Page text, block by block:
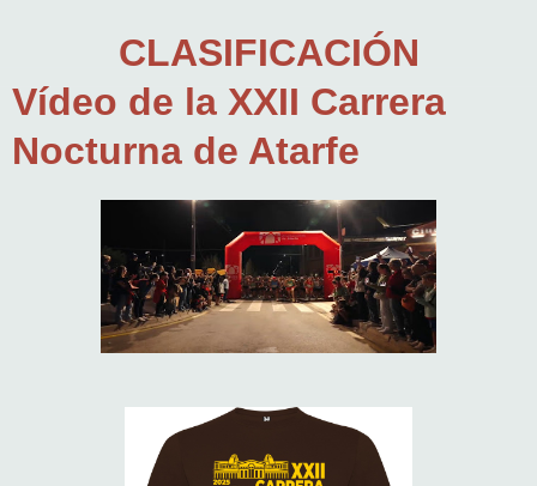
CLASIFICACIÓN
Vídeo de la XXII Carrera
Nocturna de Atarfe